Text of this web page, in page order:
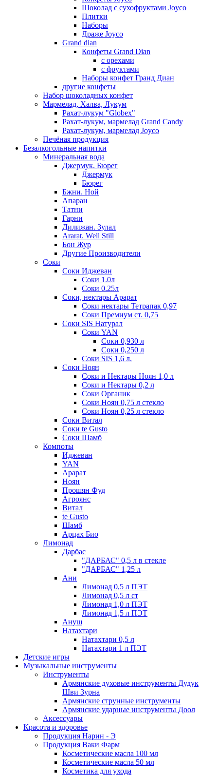
Шоколад с сухофруктами Joyco
Плитки
Наборы
Драже Joyco
Grand dian
Конфеты Grand Dian
с орехами
с фруктами
Наборы конфет Гранд Диан
другие конфеты
Набор шоколадных конфет
Мармелад, Халва, Лукум
Рахат-лукум "Globex"
Рахат-лукум, мармелад Grand Candy
Рахат-лукум, мармелад Joyco
Печёная продукция
Безалкогольные напитки
Минеральная вода
Джермук. Бюрег
Джермук
Бюрег
Бжни. Ной
Апаран
Татни
Гарни
Дилижан. Зулал
Ararat. Well Still
Бон Жур
Другие Производители
Соки
Соки Иджеван
Соки 1.0л
Соки 0.25л
Соки, нектары Арарат
Соки нектары Тетрапак 0,97
Соки Премиум ст. 0,75
Соки SIS Натурал
Соки YAN
Соки 0,930 л
Соки 0,250 л
Соки SIS 1,6 л.
Соки Ноян
Соки и Нектары Ноян 1,0 л
Соки и Нектары 0,2 л
Соки Органик
Соки Ноян 0,75 л стекло
Соки Ноян 0,25 л стекло
Соки Витал
Соки te Gusto
Соки Шамб
Компоты
Иджеван
YAN
Арарат
Ноян
Прошян Фуд
Агроянс
Витал
te Gusto
Шамб
Арцах Био
Лимонад
Дарбас
"ДАРБАС" 0,5 л в стекле
"ДАРБАС" 1,25 л
Ани
Лимонад 0,5 л ПЭТ
Лимонад 0,5 л ст
Лимонад 1,0 л ПЭТ
Лимонад 1,5 л ПЭТ
Ануш
Натахтари
Натахтари 0,5 л
Натахтари 1 л ПЭТ
Детские игры
Музыкальные инструменты
Инструменты
Армянские духовые инструменты Дудук
Шви Зурна
Армянские струнные инструменты
Армянские ударные инструменты Доол
Аксессуары
Красота и здоровье
Продукция Нарин - Э
Продукция Ваки Фарм
Косметические масла 100 мл
Косметические масла 50 мл
Косметика для ухода